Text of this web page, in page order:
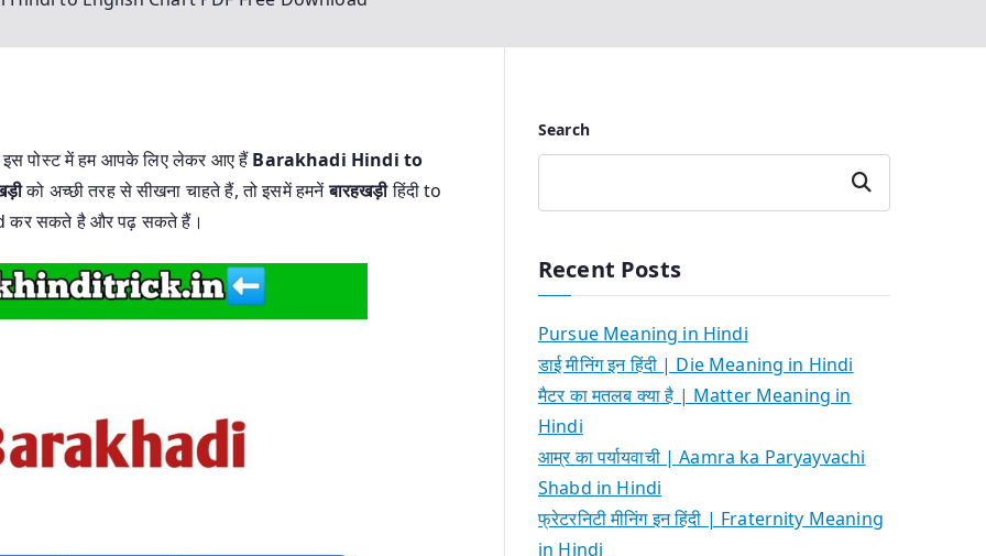
इस पोस्ट में हम आपके लिए लेकर आए हैंBarakhadi Hindi to
को अच्छी तरह से सीखना चाहते हैं, तो इसमें हमनेंबारहखड़ीहिंदी to
कर सकते है और पढ़ सकते हैं।
Search
Search
Recent Posts
Pursue Meaning in Hindi
डाई मीनिंग इन हिंदी | Die Meaning in Hindi
मैटर का मतलब क्या है | Matter Meaning in
Hindi
आम्र का पर्यायवाची | Aamra ka Paryayvachi
Shabd in Hindi
फ्रेटरनिटी मीनिंग इन हिंदी | Fraternity Meaning
in Hindi